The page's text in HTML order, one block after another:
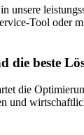
unsere
Tool oder
die beste
die
und